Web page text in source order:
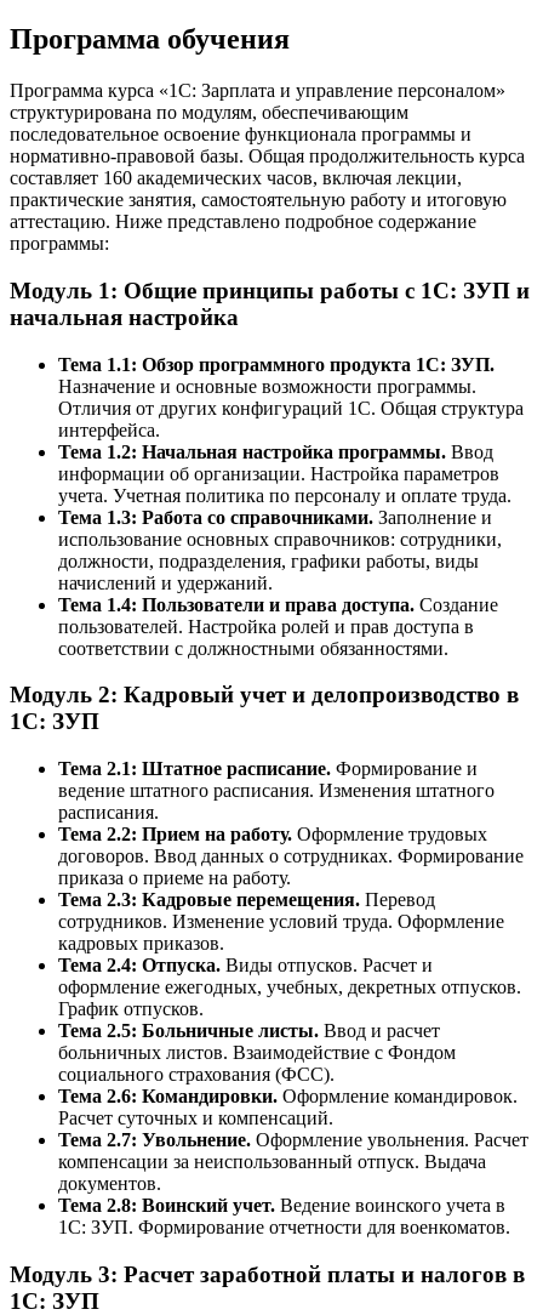
Программа обучения
Программа курса «1С: Зарплата и управление персоналом»
структурирована по модулям, обеспечивающим
последовательное освоение функционала программы и
нормативно-правовой базы. Общая продолжительность курса
составляет 160 академических часов, включая лекции,
практические занятия, самостоятельную работу и итоговую
аттестацию. Ниже представлено подробное содержание
программы:
Модуль 1: Общие принципы работы с 1С: ЗУП и
начальная настройка
Тема 1.1: Обзор программного продукта 1С: ЗУП.
Назначение и основные возможности программы.
Отличия от других конфигураций 1С. Общая структура
интерфейса.
Тема 1.2: Начальная настройка программы. Ввод
информации об организации. Настройка параметров
учета. Учетная политика по персоналу и оплате труда.
Тема 1.3: Работа со справочниками. Заполнение и
использование основных справочников: сотрудники,
должности, подразделения, графики работы, виды
начислений и удержаний.
Тема 1.4: Пользователи и права доступа. Создание
пользователей. Настройка ролей и прав доступа в
соответствии с должностными обязанностями.
Модуль 2: Кадровый учет и делопроизводство в
1С: ЗУП
Тема 2.1: Штатное расписание. Формирование и
ведение штатного расписания. Изменения штатного
расписания.
Тема 2.2: Прием на работу. Оформление трудовых
договоров. Ввод данных о сотрудниках. Формирование
приказа о приеме на работу.
Тема 2.3: Кадровые перемещения. Перевод
сотрудников. Изменение условий труда. Оформление
кадровых приказов.
Тема 2.4: Отпуска. Виды отпусков. Расчет и
оформление ежегодных, учебных, декретных отпусков.
График отпусков.
Тема 2.5: Больничные листы. Ввод и расчет
больничных листов. Взаимодействие с Фондом
социального страхования (ФСС).
Тема 2.6: Командировки. Оформление командировок.
Расчет суточных и компенсаций.
Тема 2.7: Увольнение. Оформление увольнения. Расчет
компенсации за неиспользованный отпуск. Выдача
документов.
Тема 2.8: Воинский учет. Ведение воинского учета в
1С: ЗУП. Формирование отчетности для военкоматов.
Модуль 3: Расчет заработной платы и налогов в
1С: ЗУП